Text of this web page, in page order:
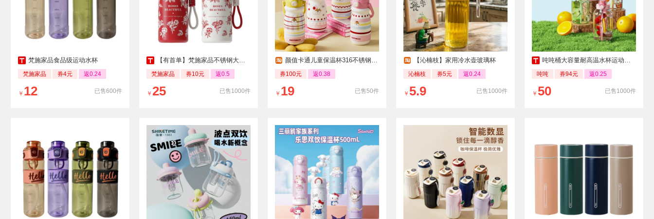
梵施家品食品级运动水杯
梵施家品 券4元 返0.24
已售600件
￥ 12
【有首单】梵施家品不锈钢大容量保温杯
梵施家品 券10元 返0.5
已售1000件
￥ 25
颜值卡通儿童保温杯316不锈钢双饮口便携壶
券100元 返0.38
已售50件
￥ 19
【沁楠枝】家用冷水壶玻璃杯
沁楠枝 券5元 返0.24
已售1000件
￥ 5.9
吨吨桶大容量耐高温水杯运动水壶
吨吨 券94元 返0.25
已售1000件
￥ 50